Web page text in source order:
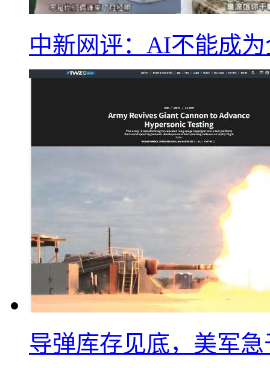
中新网评：AI不能成
导弹库存见底，美军